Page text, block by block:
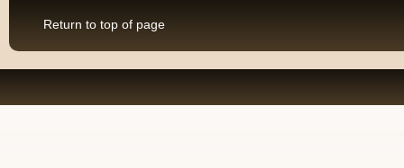
Return to top of page